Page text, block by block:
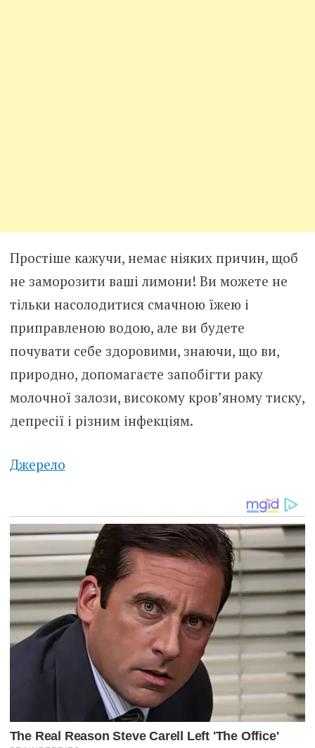
Простіше кажучи, немає ніяких причин, щоб
не заморозити ваші лимони! Ви можете не
тільки насолодитися смачною їжею і
приправленою водою, але ви будете
почувати себе здоровими, знаючи, що ви,
природно, допомагаєте запобігти раку
молочної залози, високому кров’яному тиску,
депресії і різним інфекціям.
Джерело